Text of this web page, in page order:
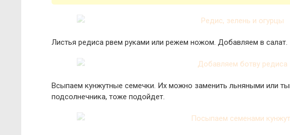
Листья редиса рвем руками или режем ножом. Добавляем в салат.
Всыпаем кунжутные семечки. Их можно заменить льняными или
подсолнечника, тоже подойдет.